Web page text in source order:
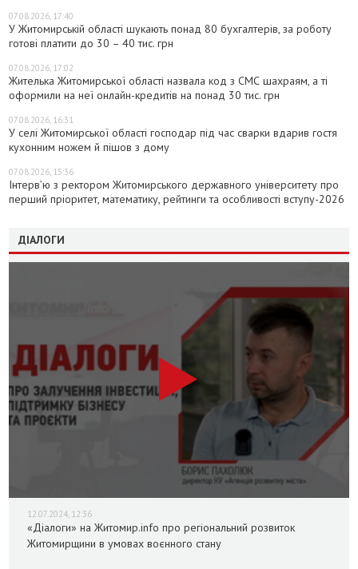
07.08.2026, 17:40
У Житомирській області шукають понад 80 бухгалтерів, за роботу
готові платити до 30 – 40 тис. грн
07.08.2026, 17:02
Жителька Житомирської області назвала код з СМС шахраям, а ті
оформили на неї онлайн-кредитів на понад 30 тис. грн
07.08.2026, 16:31
У селі Житомирської області господар під час сварки вдарив гостя
кухонним ножем й пішов з дому
07.08.2026, 15:36
Інтерв’ю з ректором Житомирського державного університету про
перший пріоритет, математику, рейтинги та особливості вступу-2026
ДІАЛОГИ
12.07.2024, 12:36
«Діалоги» на Житомир.info про регіональний розвиток
Житомирщини в умовах воєнного стану